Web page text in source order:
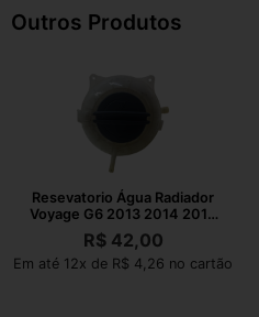
Outros Produtos
Resevatorio Água Radiador
Voyage G6 2013 2014 2015
2016
R$42,00
Em até 12x de R$ 4,26 no cartão